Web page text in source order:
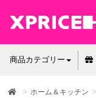
商品カテゴリー
ホーム＆キッチン